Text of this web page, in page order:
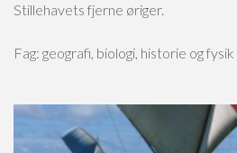
Stillehavets fjerne øriger.
Fag: geografi, biologi, historie og